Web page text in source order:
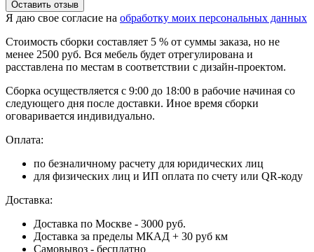
Я даю свое согласие на обработку моих персональных данных
Стоимость сборки составляет 5 % от суммы заказа, но не
менее 2500 руб. Вся мебель будет отрегулирована и
расставлена по местам в соответствии с дизайн-проектом.
Сборка осуществляется с 9:00 до 18:00 в рабочие начиная со
следующего дня после доставки. Иное время сборки
оговаривается индивидуально.
Оплата:
по безналичному расчету для юридических лиц
для физических лиц и ИП оплата по счету или QR-коду
Доставка:
Доставка по Москве - 3000 руб.
Доставка за пределы МКАД + 30 руб км
Самовывоз - бесплатно